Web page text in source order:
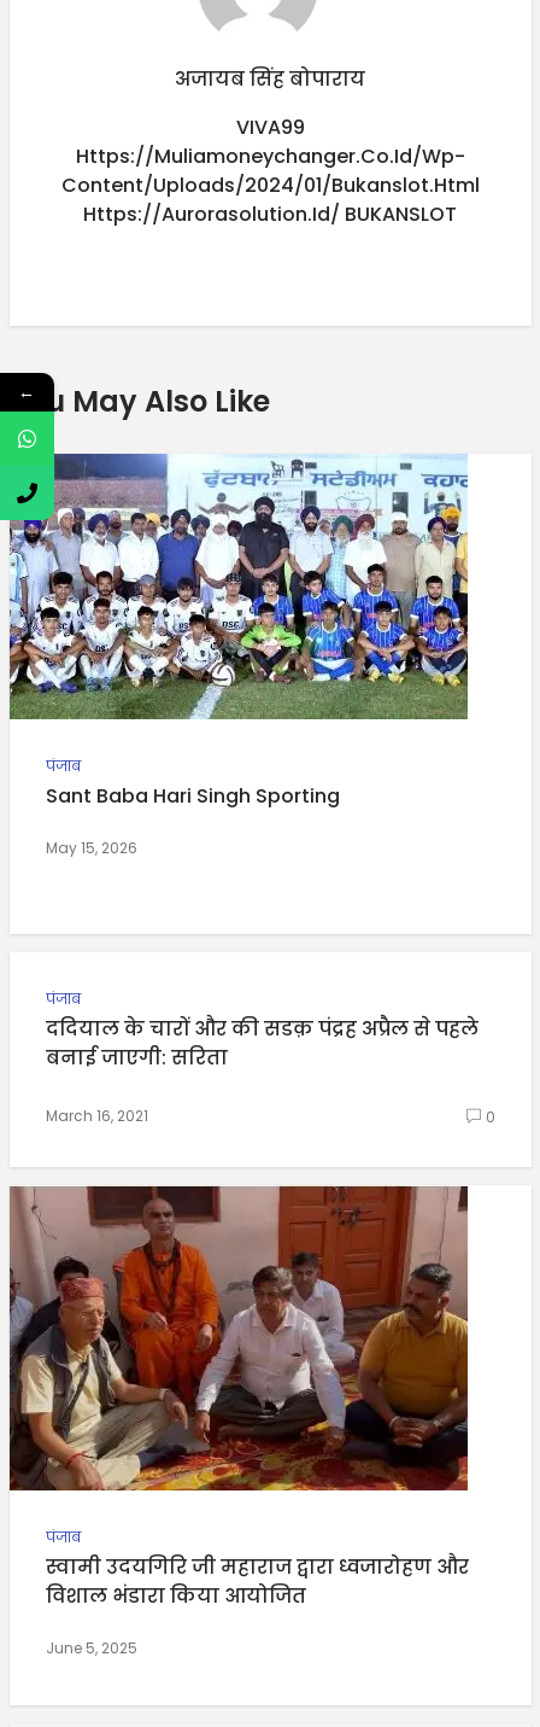
अजायब सिंह बोपाराय
VIVA99
Https://muliamoneychanger.co.id/wp-
Content/uploads/2024/01/bukanslot.html
Https://aurorasolution.id/ BUKANSLOT
You May Also Like
पंजाब
Sant Baba Hari Singh Sporting
May 15, 2026
पंजाब
ददियाल के चारों और की सडक़ पंद्रह अप्रैल से पहले
बनाई जाएगी: सरिता
March 16, 2021 0
पंजाब
स्वामी उदयगिरि जी महाराज द्वारा ध्वजारोहण और
विशाल भंडारा किया आयोजित
June 5, 2025
←